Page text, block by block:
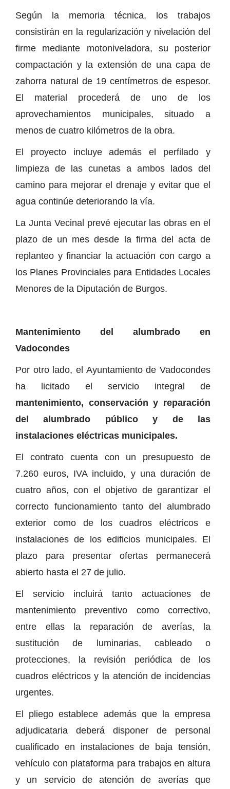
Según la memoria técnica, los trabajos
consistirán en la regularización y nivelación del
firme mediante motoniveladora, su posterior
compactación y la extensión de una capa de
zahorra natural de 19 centímetros de espesor.
El material procederá de uno de los
aprovechamientos municipales, situado a
menos de cuatro kilómetros de la obra.
El proyecto incluye además el perfilado y
limpieza de las cunetas a ambos lados del
camino para mejorar el drenaje y evitar que el
agua continúe deteriorando la vía.
La Junta Vecinal prevé ejecutar las obras en el
plazo de un mes desde la firma del acta de
replanteo y financiar la actuación con cargo a
los Planes Provinciales para Entidades Locales
Menores de la Diputación de Burgos.
Mantenimiento del alumbrado en
Vadocondes
Por otro lado, el Ayuntamiento de Vadocondes
ha licitado el servicio integral de
mantenimiento, conservación y reparación
del alumbrado público y de las
instalaciones eléctricas municipales.
El contrato cuenta con un presupuesto de
7.260 euros, IVA incluido, y una duración de
cuatro años, con el objetivo de garantizar el
correcto funcionamiento tanto del alumbrado
exterior como de los cuadros eléctricos e
instalaciones de los edificios municipales. El
plazo para presentar ofertas permanecerá
abierto hasta el 27 de julio.
El servicio incluirá tanto actuaciones de
mantenimiento preventivo como correctivo,
entre ellas la reparación de averías, la
sustitución de luminarias, cableado o
protecciones, la revisión periódica de los
cuadros eléctricos y la atención de incidencias
urgentes.
El pliego establece además que la empresa
adjudicataria deberá disponer de personal
cualificado en instalaciones de baja tensión,
vehículo con plataforma para trabajos en altura
y un servicio de atención de averías que